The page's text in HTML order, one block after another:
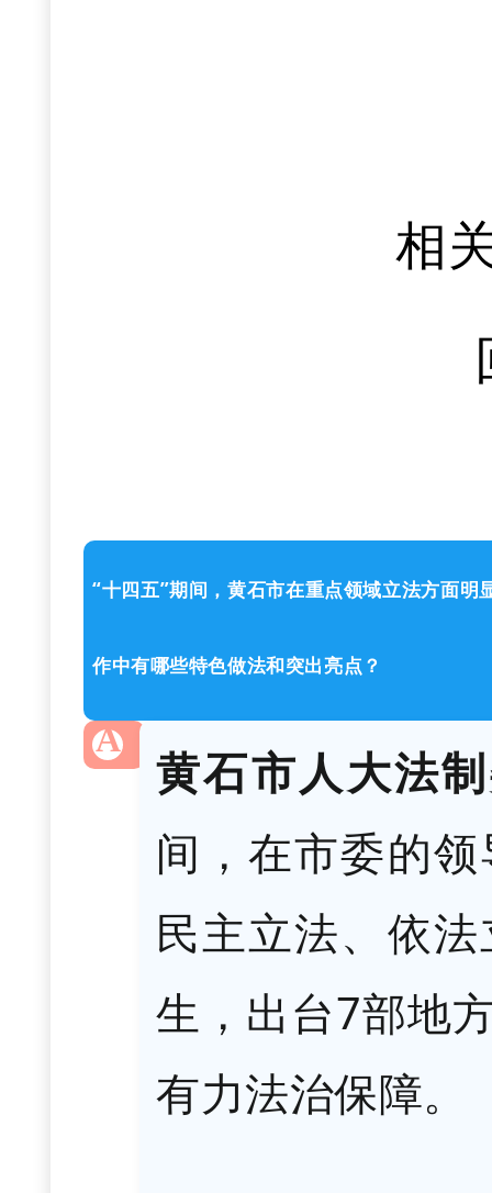
相
“十四五”期间，黄石市在重点领域立法方面
作中有哪些特色做法和突出亮点？
A
黄石市人大法
间，在市委的
民主立法、依
生，出台7部地
有力法治保障。